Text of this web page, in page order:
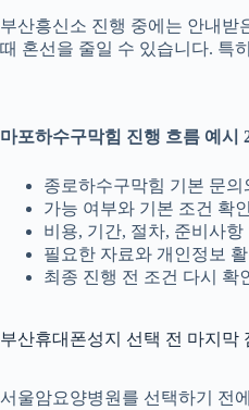
부산흥신소 진행 중에는 안내받
때 혼선을 줄일 수 있습니다. 특
마포하수구막힘 진행 흐름 예시
종로하수구막힘 기본 문
가능 여부와 기본 조건 확인
비용, 기간, 절차, 준비사항
필요한 자료와 개인정보
최종 진행 전 조건 다시 확
부산휴대폰성지 선택 전 마지막
서울암요양병원를 선택하기 전